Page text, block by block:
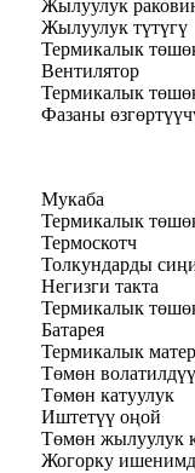
Жылуулук
Жылуулук түтүгү
Термикалык
Вентилятор
Термикалык
Фазаны
Мукаба
Термикалык
Термоскотч
Толкундарды
Негизги такта
Термикалык
Батарея
Термикалык
Төмөн
Төмөн катуулук
Иштетүү оңой
Төмөн жылуулук
Жогорку